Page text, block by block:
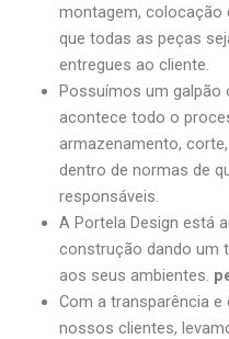
montagem, colocação
que todas as peças
entregues ao cliente.
Possuímos um galpão
acontece todo o
armazenamento,
dentro de normas de
responsáveis.
A Portela Design está
construção dando um
aos seus ambientes.
Com a transparência
nossos clientes,